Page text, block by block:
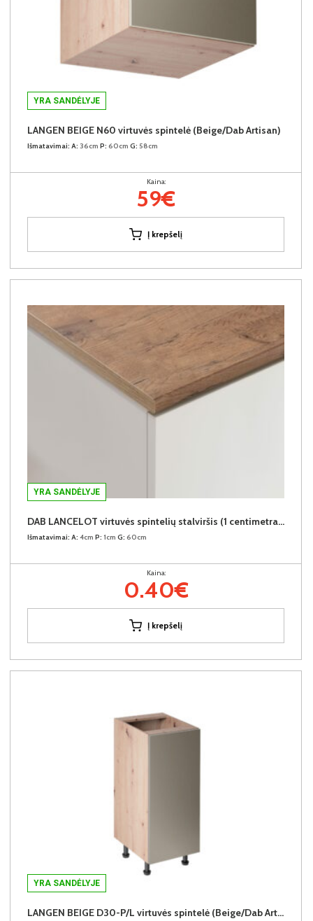
YRA SANDĖLYJE
LANGEN BEIGE N60 virtuvės spintelė (Beige/Dab Artisan)
Išmatavimai: A: 36cm P: 60cm G: 58cm
Kaina:
59€
Į krepšelį
YRA SANDĖLYJE
DAB LANCELOT virtuvės spintelių stalviršis (1 centimetras) (Įvykdymo terminas iki 10d.d.)
Išmatavimai: A: 4cm P: 1cm G: 60cm
Kaina:
0.40€
Į krepšelį
YRA SANDĖLYJE
LANGEN BEIGE D30-P/L virtuvės spintelė (Beige/Dab Artisan)